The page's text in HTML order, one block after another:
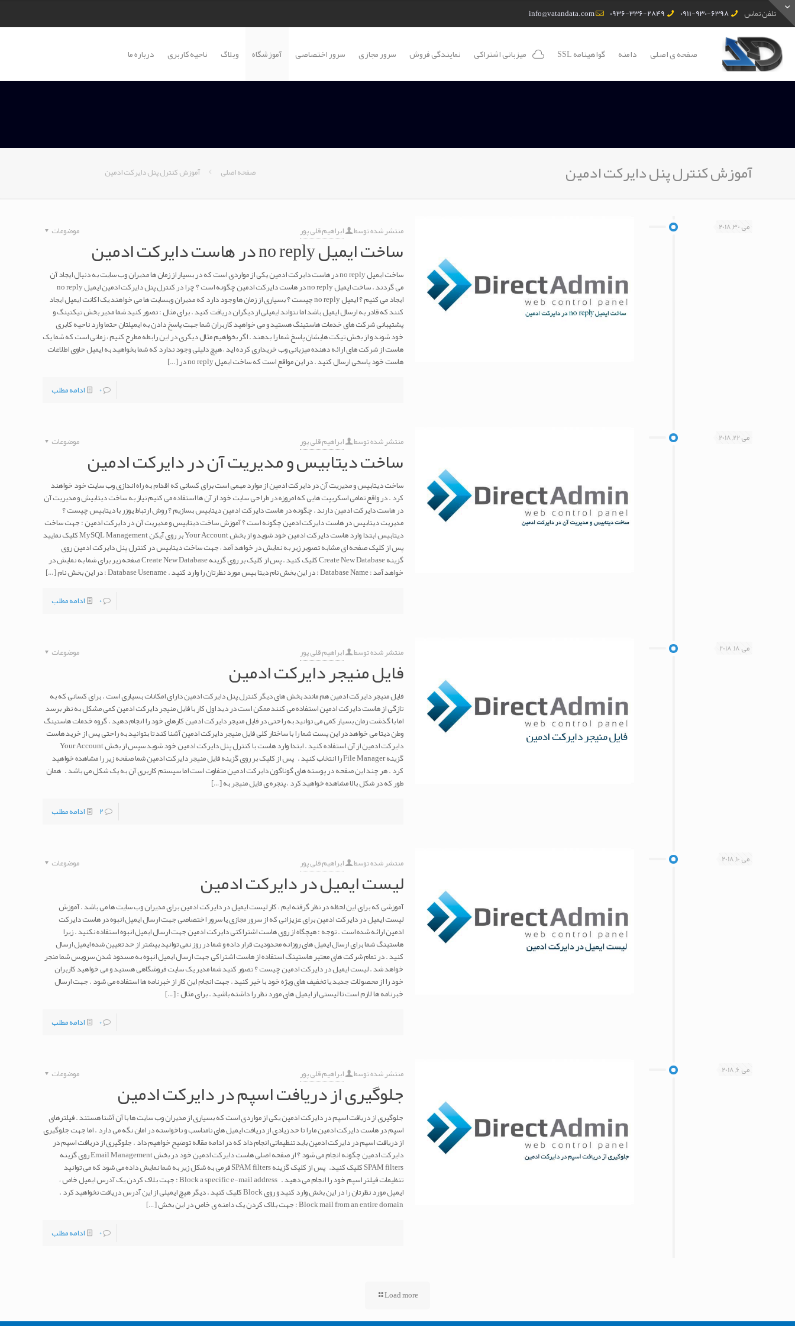
تلفن تماس 0911-930-6398
0936-336-2849
info@vatandata.com
صفحه ی اصلی دامنه گواهینامه SSL میزبانی اشتراکی نمایندگی فروش سرور مجازی سرور اختصاصی آموزشگاه وبلاگ ناحیه کاربری درباره ما
آموزش کنترل پنل دایرکت ادمین صفحه اصلی آموزش کنترل پنل دایرکت ادمین
می 30, 2018 منتشر شده توسط ابراهیم قلی پور موضوعات
ساخت ایمیل no reply در هاست دایرکت ادمین
ساخت ایمیل no reply در هاست دایرکت ادمین یکی از مواردی است که در بسیار از زمان ها مدیران وب سایت به دنبال ایجاد آن
می گردند . ساخت ایمیل no reply در هاست دایرکت ادمین چگونه است ؟ چرا در کنترل پنل دایرکت ادمین ایمیل no reply
ایجاد می کنیم ؟ ایمیل no reply چیست ؟ بسیاری از زمان ها وجود دارد که مدیران وبسایت ها می خواهند یک اکانت ایمیل ایجاد
کنند که قادر به ارسال ایمیل باشد اما نتواند ایمیلی از دیگران دریافت کنید . برای مثال : تصور کنید شما مدیر بخش تیکتینگ و
پشتیبانی شرکت های خدمات هاستینگ هستید و می خواهید کاربران شما جهت پاسخ دادن به ایمیلتان حتما وارد ناحیه کابری
خود شوند و از بخش تیکت هایشان پاسخ شما را بدهند . اگر بخواهیم مثال دیگری در این رابطه مطرح کنیم ، زمانی است که شما یک
هاست از شرکت های ارائه دهنده میزبانی وب خریداری کرده اید ، هیچ دلیلی وجود ندارد که شما بخواهید به ایمیل حاوی اطلاعات
هاست خود پاسخی ارسال کنید . در این مواقع است که ساخت ایمیل no reply در
[…]
0
ادامه مطلب
می 22, 2018 منتشر شده توسط ابراهیم قلی پور موضوعات
ساخت دیتابیس و مدیریت آن در دایرکت ادمین
ساخت دیتابیس و مدیریت آن در دایرکت ادمین از موارد مهمی است برای کسانی که اقدام به راه اندازی وب سایت خود خواهند
کرد . در واقع تمامی اسکریپت هایی که امروزه در طراحی سایت خود از آن ها استفاده می کنیم نیاز به ساخت دیتابیش و مدیریت آن
در هاست دایرکت ادمین دارند . چگونه در هاست دایرکت ادمین دیتابیس بسازیم ؟ روش ارتباط یوزر با دیتابیس چیست ؟
مدیریت دیتابیس در هاست دایرکت ادمین چگونه است ؟ آموزش ساخت دیتابیس و مدیریت آن در دایرکت ادمین : جهت ساخت
دیتابیس ابتدا وارد هاست دایرکت ادمین خود شوید و از بخش Your Account بر روی آیکن MySQL Management کلیک نمایید
پس از کلیک صفحه ای مشابه تصویر زیر به نمایش در خواهد آمد ، جهت ساخت دیتابیس در کنترل پنل دایرکت ادمین روی
گزینه Create New Database کلیک کنید . پس از کلیک بر روی گزینه Create New Database صفحه زیر برای شما به نمایش در
خواهد آمد : Database Name : در این بخش نام دیتا بیس مورد نظرتان را وارد کنید . Database Usename : در این بخش نام
[…]
0
ادامه مطلب
می 18, 2018 منتشر شده توسط ابراهیم قلی پور موضوعات
فایل منیجر دایرکت ادمین
فایل منیجر دایرکت ادمین هم مانند بخش های دیگر کنترل پنل دایرکت ادمین دارای امکانات بسیاری است . برای کسانی که به
تازگی از هاست دایرکت ادمین استفاده می کنند ممکن است در دید اول کار با فایل منیجر دایرکت ادمین کمی مشکل به نظر برسد
اما با گذشت زمان بسیار کمی می توانید به راحتی در فایل منیجر دایرکت ادمین کارهای خود را انجام دهید . گروه خدمات هاستینگ
وطن دیتا می خواهد در این پست شما را با ساختار کلی فایل منیجر دایرکت ادمین آشنا کند تا بتوانید به راحتی پس از خرید هاست
دایرکت ادمین از آن استفاده کنید . ابتدا وارد هاست با کنترل پنل دایرکت ادمین خود شوید سپس از بخش Your Account
گزینه File Manager را انتخاب کنید . پس از کلیک بر روی گزینه فایل منیجر دایرکت ادمین شما صفحه زیر را مشاهده خواهید
کرد . هر چند این صفحه در پوسته های گوناگون دایرکت ادمین متفاوت است اما سیستم کاربری آن به یک شکل می باشد . همان
طور که در شکل بالا مشاهده خواهید کرد ، پنجره ی فایل منیجر به[…]
2
ادامه مطلب
می 10, 2018 منتشر شده توسط ابراهیم قلی پور موضوعات
لیست ایمیل در دایرکت ادمین
آموزشی که برای این لحظه در نظر گرفته ایم ، کار لیست ایمیل در دایرکت ادمین برای مدیران وب سایت ها می باشد . آموزش
لیست ایمیل در دایرکت ادمین برای عزیزانی که از سرور مجازی یا سرور اختصاصی جهت ارسال ایمیل انبوه در هاست دایرکت
ادمین ارائه شده است . توجه : هیچگاه از روی هاست اشتراکتی دایرکت ادمین جهت ارسال ایمیل انبوه استفاده نکنید . زیرا
هاستینگ شما برای ارسال ایمیل های روزانه محدودیت قرار داده و شما در روز نمی توانید بیشتر از حد تعیین شده ایمیل ارسال
کنید . در تمام شرکت های معتبر هاستینگ استفاده از هاست اشتراکی جهت ارسال ایمیل انبوه به مسدود شدن سرویس شما منجر
خواهد شد . لیست ایمیل در دایرکت ادمین چیست ؟ تصور کنید شما مدیر یک سایت فروشگاهی هستید و می خواهید کاربران
خود را از محصولات جدید یا تخفیف های ویژه خود با خبر کنید . جهت انجام این کار از خبرنامه ها استفاده می شود . جهت ارسال
خبرنامه ها لازم است تا لیستی از ایمیل های مورد نظر را داشته باشید . برای مثال :[…]
0
ادامه مطلب
می 6, 2018 منتشر شده توسط ابراهیم قلی پور موضوعات
جلوگیری از دریافت اسپم در دایرکت ادمین
جلوگیری از دریافت اسپم در دایرکت ادمین یکی از مواردی است که بسیاری از مدیران وب سایت ها با آن آشنا هستند . فیلترهای
اسپم در هاست دایرکت ادمین ما را تا حد زیادی از دریافت ایمیل های نامناسب و ناخواسته در امان نگه می دارد . اما جهت جلوگیری
از دریافت اسپم در دایرکت ادمین باید تنظیماتی انجام داد که در ادامه مقاله توضیح خواهیم داد . جلوگیری از دریافت اسپم در
دایرکت ادمین چگونه انجام می شود ؟ از صفحه اصلی هاست دایرکت ادمین خود در بخش Email Management روی گزینه
SPAM filters کلیک کنید. پس از کلیک گزینه SPAM filters فرمی به شکل زیر به شما نمایش داده می شود که می توانید
تنظیمات فیلتر اسپم خود را انجام می دهید . Block a specific e-mail address : جهت بلاک کردن یک آدرس ایمیل خاص ،
ایمیل مورد نظرتان را در این بخش وارد کنید و روی Block کلیک کنید . دیگر هیچ ایمیلی از این آدرس دریافت نخواهید کرد .
Block mail from an entire domain : جهت بلاک کردن یک دامنه ی خاص در این بخش
[…]
0
ادامه مطلب
Load more